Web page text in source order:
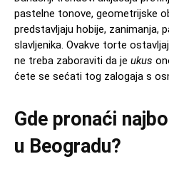
pastelne tonove, geometrijske
predstavljaju hobije, zanimanja,
slavljenika. Ovakve torte
ne treba zaboraviti da je ukus
ćete se sećati tog zalogaja s
Gde pronaći
u Beogradu?